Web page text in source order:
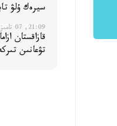
سيرەك ۇلۋ
21:09, 07 تامىز 2026
قازاقستان
تۋعانىن